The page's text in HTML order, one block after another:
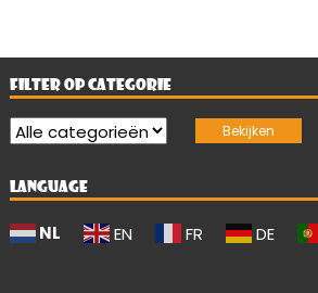
FILTER OP CATEGORIE
LANGUAGE
NL EN FR DE